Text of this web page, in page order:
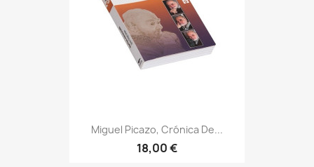
Miguel Picazo, Crónica De...
18,00 €